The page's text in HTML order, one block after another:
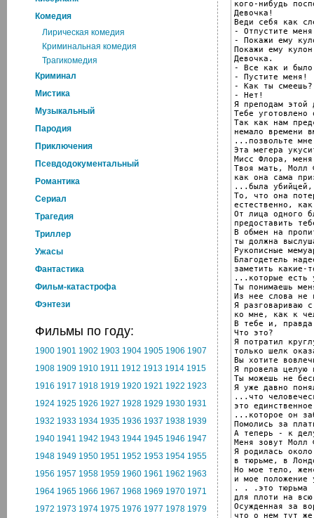
Комедия
Лирическая комедия
Криминальная комедия
Трагикомедия
Криминал
Мистика
Музыкальный
Пародия
Приключения
Псевдодокументальный
Романтика
Cериал
Трагедия
Триллер
Ужасы
Фантастика
Фильм-катастрофа
Фэнтези
Фильмы по году:
1900 1901 1902 1903 1904 1905 1906 1907
1908 1909 1910 1911 1912 1913 1914 1915
1916 1917 1918 1919 1920 1921 1922 1923
1924 1925 1926 1927 1928 1929 1930 1931
1932 1933 1934 1935 1936 1937 1938 1939
1940 1941 1942 1943 1944 1945 1946 1947
1948 1949 1950 1951 1952 1953 1954 1955
1956 1957 1958 1959 1960 1961 1962 1963
1964 1965 1966 1967 1968 1969 1970 1971
1972 1973 1974 1975 1976 1977 1978 1979
кого-нибудь
Девочка!
Веди себя как
- Отпустите
- Покажи ему
Покажи ему
Девочка.
- Все как и было
- Пустите меня!
- Как ты
- Нет!
Я преподам этой
Тебе уготовлено
Так как нам
немало времени
...позвольте мне
Эта мегера
Мисс Флора,
Твоя мать, Молл
как она сама
...была убийцей,
То, что она
естественно,
От лица одного
предоставить
В обмен на
ты должна
Рукописные
Благодетель
заметить какие-
...которые есть
Ты понимаешь
Из нее слова не
Я разговариваю
ко мне, как к
В тебе и,
Что это?
Я потратил
только шелк
Вы хотите
Я провела
Ты можешь не
Я уже давно
...что
это
...которое он
Помолись за
А теперь - к
Меня зовут Молл
Я родилась
в тюрьме, в
Но мое тело,
и мое положение
. . .это тюрьма
для плоти на
Осужденная за
что о нем тут